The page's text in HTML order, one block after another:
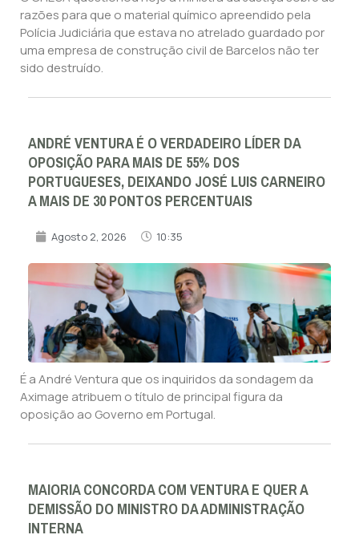
razões para que o material químico apreendido pela
Polícia Judiciária que estava no atrelado guardado por
uma empresa de construção civil de Barcelos não ter
sido destruído.
ANDRÉ VENTURA É O VERDADEIRO LÍDER DA
OPOSIÇÃO PARA MAIS DE 55% DOS
PORTUGUESES, DEIXANDO JOSÉ LUIS CARNEIRO
A MAIS DE 30 PONTOS PERCENTUAIS
Agosto 2, 2026 10:35
É a André Ventura que os inquiridos da sondagem da
Aximage atribuem o título de principal figura da
oposição ao Governo em Portugal.
MAIORIA CONCORDA COM VENTURA E QUER A
DEMISSÃO DO MINISTRO DA ADMINISTRAÇÃO
INTERNA